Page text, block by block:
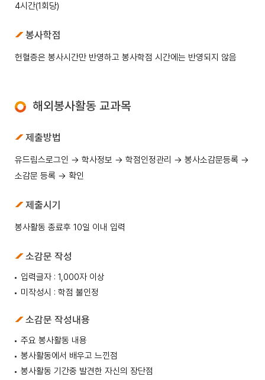
4시간(1회당)
봉사학점
헌혈증은 봉사시간만 반영하고 봉사학점 시간에는 반영되지 않음
해외봉사활동 교과목
제출방법
유드림스로그인 → 학사정보 → 학점인정관리 → 봉사소감문등록 →
소감문 등록 → 확인
제출시기
봉사활동 종료후 10일 이내 입력
소감문 작성
입력글자 : 1,000자 이상
미작성시 : 학점 불인정
소감문 작성내용
주요 봉사활동 내용
봉사활동에서 배우고 느낀점
봉사활동 기간중 발견한 자신의 장단점